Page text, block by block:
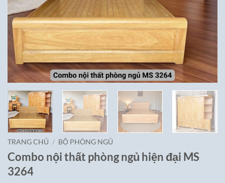
TRANG CHỦ / BỘ PHÒNG NGỦ
Combo nội thất phòng ngủ hiện đại MS
3264